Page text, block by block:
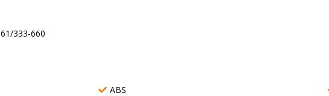
333-660
ABS